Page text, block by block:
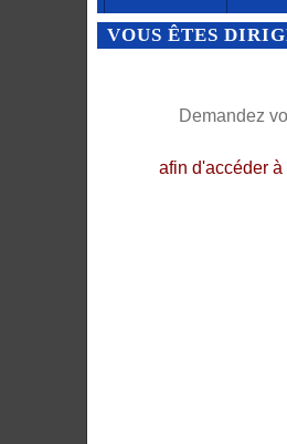
VOUS ÊTES
Demandez
afin d'accéder